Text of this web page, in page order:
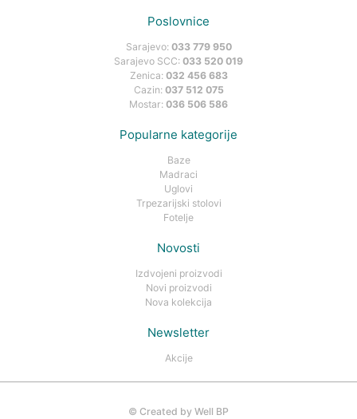
Poslovnice
Sarajevo: 033 779 950
Sarajevo SCC: 033 520 019
Zenica: 032 456 683
Cazin: 037 512 075
Mostar: 036 506 586
Popularne kategorije
Baze
Madraci
Uglovi
Trpezarijski stolovi
Fotelje
Novosti
Izdvojeni proizvodi
Novi proizvodi
Nova kolekcija
Newsletter
Akcije
© Created by Well BP